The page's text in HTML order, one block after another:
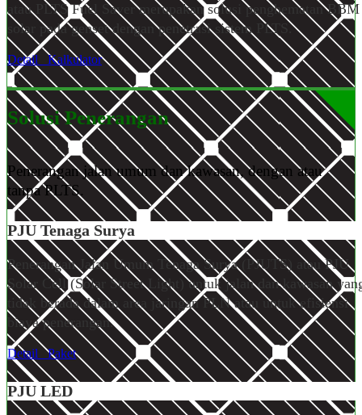
atau PLTS Fuel Saver merupakan solusi penghematan BBM
solar pada genset dengan penetrasi sistem PLTS.
Detail Kalkulator
Solusi Penerangan
Penerangan jalan umum dan kawasan, dengan atau
tanpa PLTS.
PJU Tenaga Surya
Penerangan Jalan Umum Tenaga Surya (PJUTS) atau PJU
Solar Cell (Solar Street Light) untuk jalan dan kawasan
tidak berada dalam area jaringan PLN atau untuk efisiensi
biaya penerangan.
DetailPaket
PJU LED